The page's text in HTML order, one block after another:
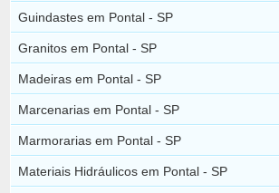
Guindastes em Pontal - SP
Granitos em Pontal - SP
Madeiras em Pontal - SP
Marcenarias em Pontal - SP
Marmorarias em Pontal - SP
Materiais Hidráulicos em Pontal - SP